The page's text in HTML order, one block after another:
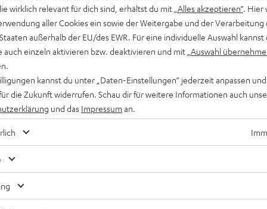
wirklich relevant für dich sind, erhältst du mit „Alles akzeptieren“. Hier
aller Cookies ein sowie der Weitergabe und der Verarbeitung
außerhalb der EU/des EWR. Für eine individuelle Auswahl kannst
auch einzeln aktivieren bzw. deaktivieren und mit „Auswahl
kannst du unter „Daten-Einstellungen“ jederzeit anpassen
die Zukunft widerrufen. Schau dir für weitere Informationen auch
und das Impressum an.